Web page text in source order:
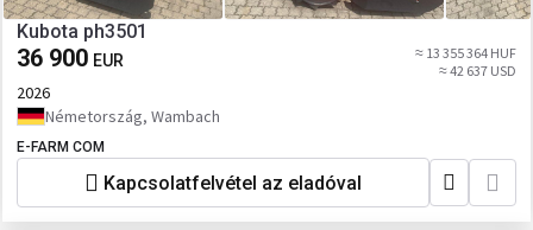
Kubota ph3501
36 900 EUR
≈ 13 355 364 HUF
≈ 42 637 USD
2026
Németország, Wambach
E-FARM COM
Kapcsolatfelvétel az eladóval